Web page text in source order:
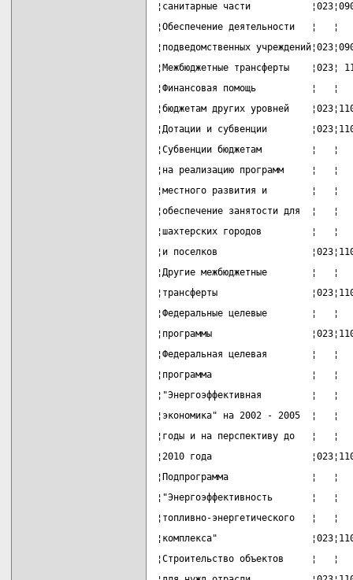
¦санитарные части
¦Обеспечение деятельности
¦подведомственных
¦Межбюджетные трансферты
¦Финансовая помощь
¦бюджетам других уровней
¦Дотации и субвенции
¦Субвенции бюджетам
¦на реализацию программ
¦местного развития и
¦обеспечение занятости
¦шахтерских городов
¦и поселков
¦Другие межбюджетные
¦трансферты
¦Федеральные целевые
¦программы
¦Федеральная целевая
¦программа                  ¦
¦"Энергоэффективная
¦экономика" на 2002 - 2005
¦годы и на перспективу до
¦2010 года
¦Подпрограмма               ¦
¦"Энергоэффективность
¦топливно-энергетического
¦комплекса"
¦Строительство объектов